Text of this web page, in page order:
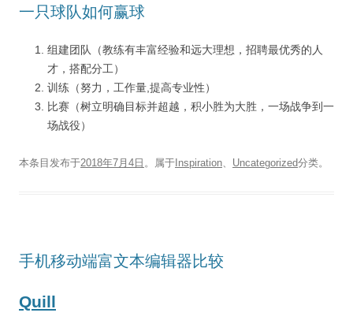
一只球队如何赢球
组建团队（教练有丰富经验和远大理想，招聘最优秀的人
才，搭配分工）
训练（努力，工作量,提高专业性）
比赛（树立明确目标并超越，积小胜为大胜，一场战争到一
场战役）
本条目发布于2018年7月4日 。属于 Inspiration、 Uncategorized分类。
手机移动端富文本编辑器比较
Quill